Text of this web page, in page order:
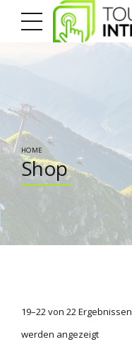
HOME
Shop
19–22 von 22 Ergebnissen
werden angezeigt